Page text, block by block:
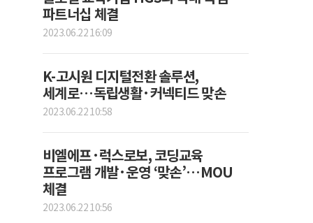
파트너십 체결
2023.06.22 16:09
K-고시원 디지털전환 솔루션,
세계로…독립생활·커넥티드 맞손
2023.06.22 10:58
비엘에프·럭스로보, 코딩교육
프로그램 개발·운영 ‘맞손’…MOU
체결
2023.06.22 10:56